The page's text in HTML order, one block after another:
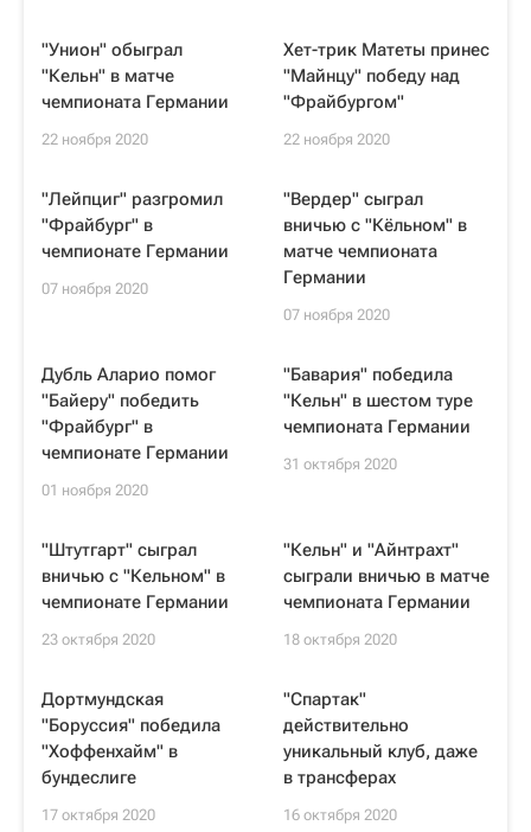
"Унион" обыграл
"Кельн" в матче
чемпионата Германии
22 ноября 2020
Хет-трик Матеты принес
"Майнцу" победу над
"Фрайбургом"
22 ноября 2020
"Лейпциг" разгромил
"Фрайбург" в
чемпионате Германии
07 ноября 2020
"Вердер" сыграл
вничью с "Кёльном" в
матче чемпионата
Германии
07 ноября 2020
Дубль Аларио помог
"Байеру" победить
"Фрайбург" в
чемпионате Германии
01 ноября 2020
"Бавария" победила
"Кельн" в шестом туре
чемпионата Германии
31 октября 2020
"Штутгарт" сыграл
вничью с "Кельном" в
чемпионате Германии
23 октября 2020
"Кельн" и "Айнтрахт"
сыграли вничью в матче
чемпионата Германии
18 октября 2020
Дортмундская
"Боруссия" победила
"Хоффенхайм" в
бундеслиге
17 октября 2020
"Спартак"
действительно
уникальный клуб, даже
в трансферах
16 октября 2020